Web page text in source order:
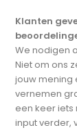
Klanten
We nodigen
Niet om ons
jouw mening
vernemen
een keer
input verder,